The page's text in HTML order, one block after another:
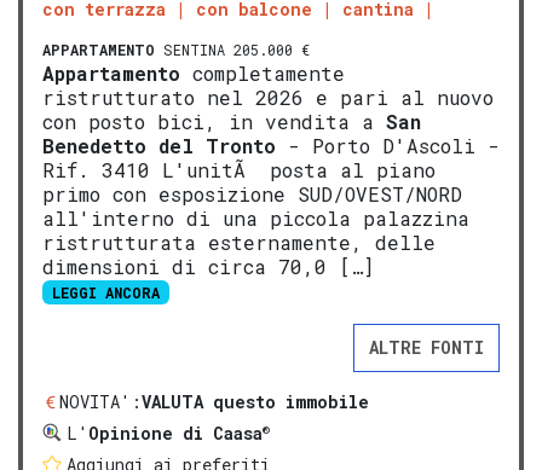
con terrazza
con balcone cantina
APPARTAMENTO SENTINA 205.000 €
Appartamento completamente
ristrutturato nel 2026 e pari al nuovo
con posto bici, in vendita a San
Benedetto del Tronto - Porto D'Ascoli -
Rif. 3410 L'unitÃ posta al piano
primo con esposizione SUD/OVEST/NORD
all'interno di una piccola palazzina
ristrutturata esternamente, delle
dimensioni di circa 70,0 […]
LEGGI ANCORA
ALTRE FONTI
NOVITA':VALUTA questo immobile
L' Opinione di Caasa®
Aggiungi ai preferiti